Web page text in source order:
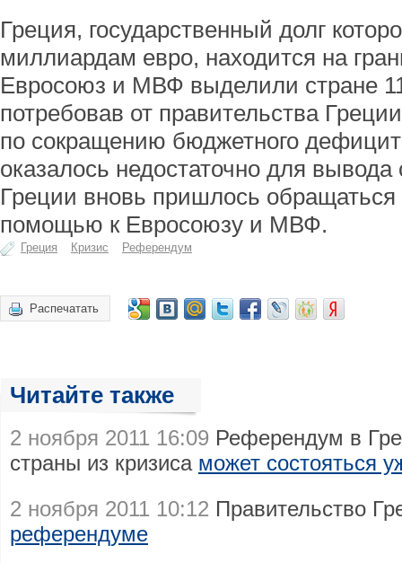
Греция, государственный долг
миллиардам евро, находится на
Евросоюз и МВФ выделили стране
потребовав от правительства
по сокращению бюджетного
оказалось недостаточно для
Греции вновь пришлось
помощью к Евросоюзу и МВФ.
Греция Кризис Референдум
Распечатать
Читайте также
2 ноября 2011 16:09 Референдум в
страны из кризиса может состояться
2 ноября 2011 10:12 Правительство
референдуме